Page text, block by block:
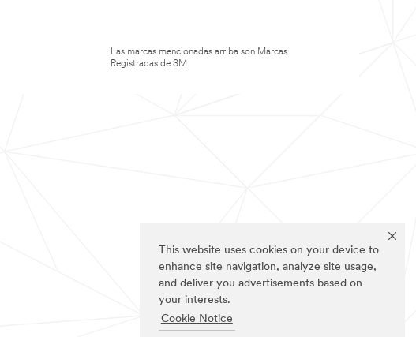
This website uses cookies on your device to
enhance site navigation, analyze site usage,
and deliver you advertisements based on
your interests.
Cookie Notice
Las marcas mencionadas arriba son Marcas
Registradas de 3M.